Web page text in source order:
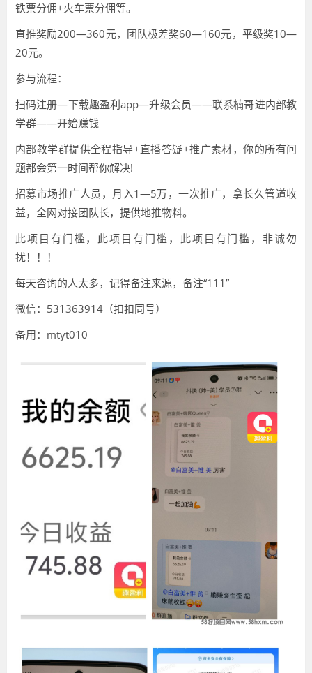
铁票分佣+火车票分佣等。
直推奖励200—360元，团队极差奖60—160元，平级奖10—
20元。
参与流程：
扫码注册—下载趣盈利app—升级会员——联系楠哥进内部教
学群——开始赚钱
内部教学群提供全程指导+直播答疑+推广素材，你的所有问
题都会第一时间帮你解决!
招募市场推广人员，月入1—5万，一次推广，拿长久管道收
益，全网对接团队长，提供地推物料。
此项目有门槛，此项目有门槛，此项目有门槛，非诚勿
扰！！！
每天咨询的人太多，记得备注来源，备注“111”
微信：531363914（扣扣同号）
备用：mtyt010